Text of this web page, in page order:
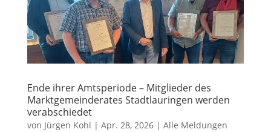
Ende ihrer Amtsperiode – Mitglieder des
Marktgemeinderates Stadtlauringen werden
verabschiedet
von Jürgen Kohl | Apr. 28, 2026| Alle Meldungen